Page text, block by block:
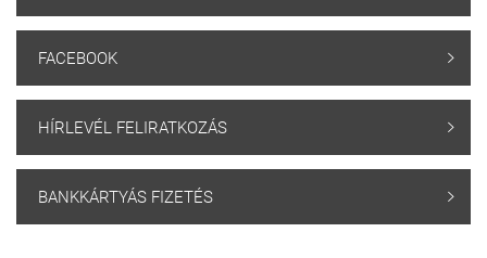
FACEBOOK 
HÍRLEVÉL FELIRATKOZÁS 
BANKKÁRTYÁS FIZETÉS 